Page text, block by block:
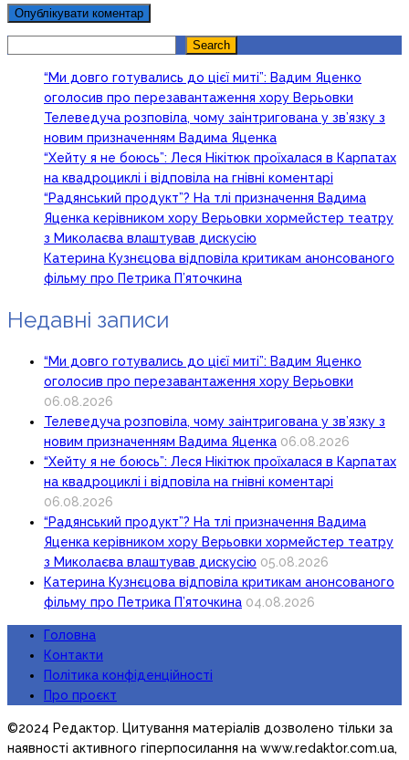
Search
“Ми довго готувались до цієї миті”: Вадим Яценко
оголосив про перезавантаження хору Верьовки
Телеведуча розповіла, чому заінтригована у зв’язку з
новим призначенням Вадима Яценка
“Хейту я не боюсь”: Леся Нікітюк проїхалася в Карпатах
на квадроциклі і відповіла на гнівні коментарі
“Радянський продукт”? На тлі призначення Вадима
Яценка керівником хору Верьовки хормейстер театру
з Миколаєва влаштував дискусію
Катерина Кузнєцова відповіла критикам анонсованого
фільму про Петрика П’яточкина
Недавні записи
“Ми довго готувались до цієї миті”: Вадим Яценко
оголосив про перезавантаження хору Верьовки
06.08.2026
Телеведуча розповіла, чому заінтригована у зв’язку з
новим призначенням Вадима Яценка 06.08.2026
“Хейту я не боюсь”: Леся Нікітюк проїхалася в Карпатах
на квадроциклі і відповіла на гнівні коментарі
06.08.2026
“Радянський продукт”? На тлі призначення Вадима
Яценка керівником хору Верьовки хормейстер театру
з Миколаєва влаштував дискусію 05.08.2026
Катерина Кузнєцова відповіла критикам анонсованого
фільму про Петрика П’яточкина 04.08.2026
Головна
Контакти
Політика конфіденційності
Про проєкт
©2024 Редактор. Цитування матеріалів дозволено тільки за
наявності активного гіперпосилання на www.redaktor.com.ua,